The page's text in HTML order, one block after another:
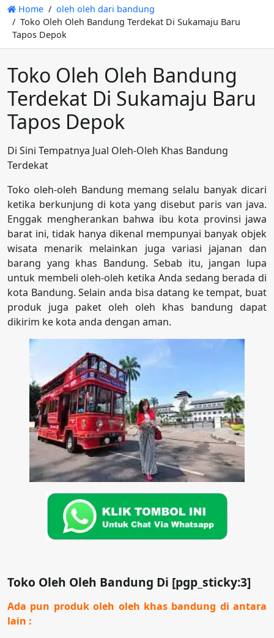
Home
oleh oleh dari bandung
Toko Oleh Oleh Bandung Terdekat Di Sukamaju Baru
Tapos Depok
Toko Oleh Oleh Bandung
Terdekat Di Sukamaju Baru
Tapos Depok
Di Sini Tempatnya Jual Oleh-Oleh Khas Bandung
Terdekat
Toko oleh-oleh Bandung memang selalu banyak dicari
ketika berkunjung di kota yang disebut paris van java.
Enggak mengherankan bahwa ibu kota provinsi jawa
barat ini, tidak hanya dikenal mempunyai banyak objek
wisata menarik melainkan juga variasi jajanan dan
barang yang khas Bandung. Sebab itu, jangan lupa
untuk membeli oleh-oleh ketika Anda sedang berada di
kota Bandung. Selain anda bisa datang ke tempat, buat
produk juga paket oleh oleh khas bandung dapat
dikirim ke kota anda dengan aman.
Toko Oleh Oleh Bandung Di [pgp_sticky:3]
Ada pun produk oleh oleh khas bandung di antara
lain :